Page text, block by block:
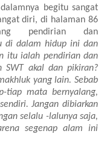
begitu sangat
diri, di halaman 86
pendirian dan
di dalam hidup ini dan
itu ialah pendirian dan
akal dan pikiran?
yang lain. Sebab
tiap mata bernyalang,
Jangan dibiarkan
selalu -lalunya saja,
segenap alam ini